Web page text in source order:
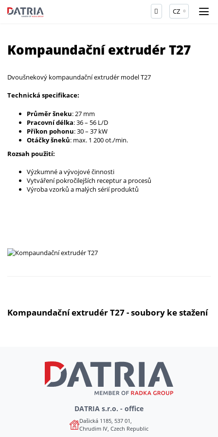
CZ
Kompaundační extrudér T27
Dvoušnekový kompaundační extrudér model T27
Technická specifikace:
Průměr šneku: 27 mm
Pracovní délka: 36 – 56 L/D
Příkon pohonu: 30 – 37 kW
Otáčky šneků: max. 1 200 ot./min.
Rozsah použití:
Výzkumné a vývojové činnosti
Vytváření pokročilejších receptur a procesů
Výroba vzorků a malých sérií produktů
Kompaundační extrudér T27 - soubory ke stažení
DATRIA s.r.o. - office
Dašická 1185, 537 01,
Chrudim IV, Czech Republic